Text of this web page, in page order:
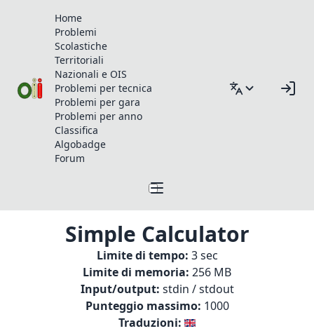
Home
Problemi
Scolastiche
Territoriali
Nazionali e OIS
Problemi per tecnica
Problemi per gara
Problemi per anno
Classifica
Algobadge
Forum
Simple Calculator
Limite di tempo: 3 sec
Limite di memoria: 256 MB
Input/output: stdin / stdout
Punteggio massimo: 1000
Traduzioni: